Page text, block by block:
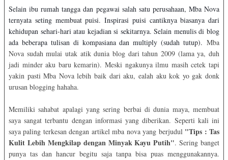
Selain ibu rumah tangga dan pegawai salah satu perusahaan, Mba Nova
ternyata seting membuat puisi. Inspirasi puisi cantiknya biasanya dari
kehidupan sehari-hari atau kejadian si sekitarnya. Selain menulis di blog
ada beberapa tulisan di kompasiana dan multiply (sudah tutup). Mba
Nova sudah mulai utak atik dunia blog dari tahun 2009 (lama ya, duh
jadi minder aku baru kemarin). Meski ngakunya ilmu masih cetek tapi
yakin pasti Mba Nova lebih baik dari aku, ealah aku kok yo gak donk
urusan blogging hahaha.
Memiliki sahabat apalagi yang sering berbai di dunia maya, membuat
saya sangat terbantu dengan informasi yang diberikan. Seperti kali ini
saya paling terkesan dengan artikel mba nova yang berjudul "Tips : Tas
Kulit Lebih Mengkilap dengan Minyak Kayu Putih". Sering banget
punya tas dan hancur begitu saja tanpa bisa puas menggunakannya.